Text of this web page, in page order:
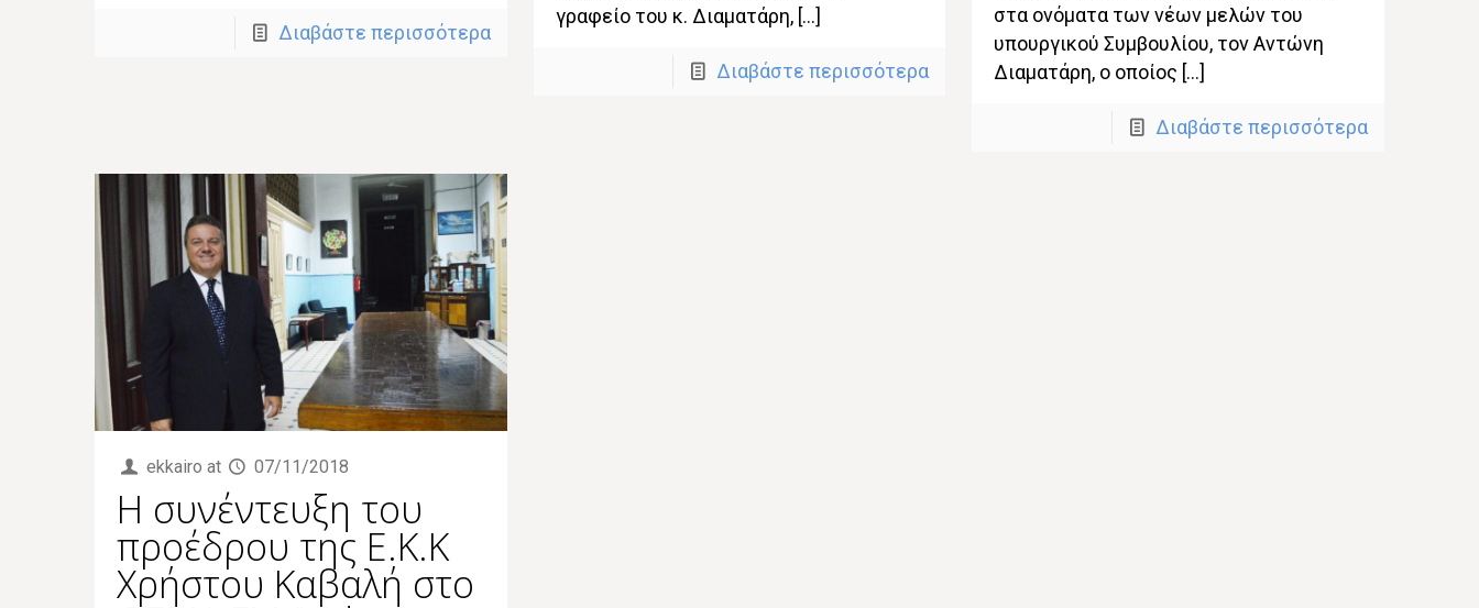
Διαβάστε περισσότερα
γραφείο του κ. Διαματάρη, […]
Διαβάστε περισσότερα
στα ονόματα των νέων μελών του
υπουργικού Συμβουλίου, τον Αντώνη
Διαματάρη, ο οποίος […]
Διαβάστε περισσότερα
ekkairo at 07/11/2018
Η συνέντευξη του
προέδρου της Ε.Κ.Κ
Χρήστου Καβαλή στο